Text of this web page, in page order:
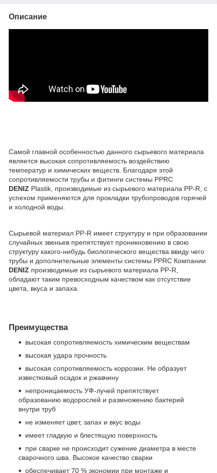
Описание
Самой главной особенностью данного сырьевого материала
является высокая сопротивляемость воздействию
температур и химических веществ. Благодаря этой
сопротивляемости трубы и фитинги системы PPRC
DENIZ Plastik, производимые из сырьевого материала PP-R, с
успехом применяются для прокладки трубопроводов горячей
и холодной воды.
Сырьевой материал PP-R имеет структуру и при образовании
случайных звеньев препятствует проникновению в свою
структуру какого-нибудь биологического вещества ввиду чего
трубы и дополнительные элементы системы PPRC Компании
DENIZ производимые из сырьевого материала PP-R,
обладают таким превосходным качеством как отсутствие
цвета, вкуса и запаха.
Преимущества
высокая сопротивляемость химическим веществам
высокая удара прочность
высокая сопротивляемость коррозии. Не образует
известковый осадок и ржавчину
непроницаемость УФ-лучей препятствует
образованию водорослей и размножению бактерий
внутри труб
не изменяет цвет, запах и вкус воды
имеет гладкую и блестящую поверхность
при сварке не происходит сужение диаметра в месте
сварочного шва. Высокое качество сварки
обеспечивает 70 % экономии при монтаже и